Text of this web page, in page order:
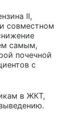
II,
совместном
самым,
почечной
с
в ЖКТ,